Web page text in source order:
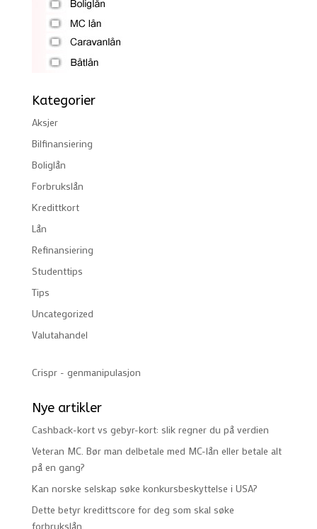
Kategorier
Aksjer
Bilfinansiering
Boliglån
Forbrukslån
Kredittkort
Lån
Refinansiering
Studenttips
Tips
Uncategorized
Valutahandel
Crispr - genmanipulasjon
Nye artikler
Cashback-kort vs gebyr-kort: slik regner du på verdien
Veteran MC. Bør man delbetale med MC-lån eller betale alt
på en gang?
Kan norske selskap søke konkursbeskyttelse i USA?
Dette betyr kredittscore for deg som skal søke
forbrukslån